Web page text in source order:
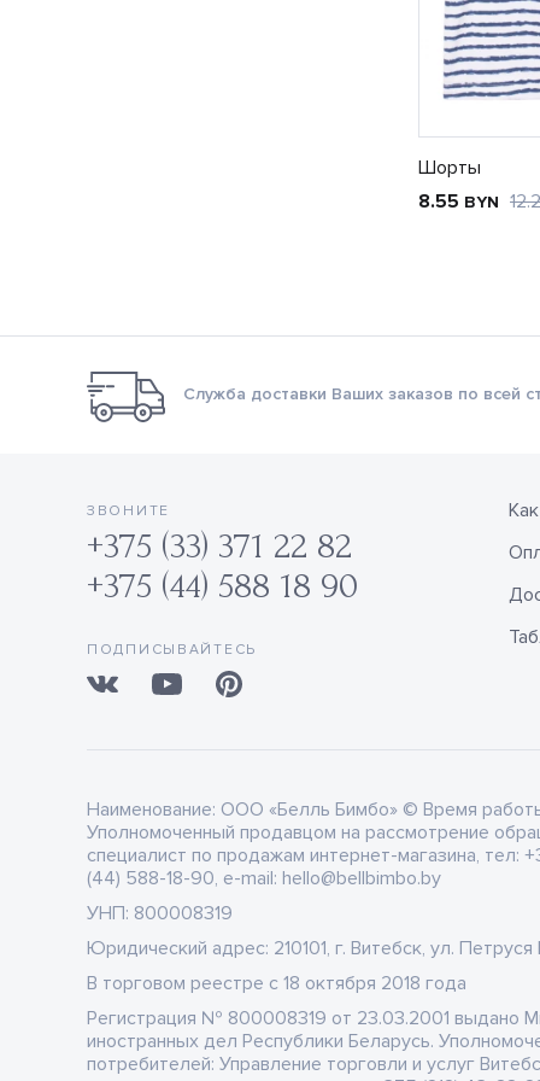
Шорты
8.55 BYN
Служба доставки Ваших заказов по всей
ЗВОНИТЕ
+375 (33) 371 22 82
+375 (44) 588 18 90
ПОДПИСЫВАЙТЕСЬ
Наименование: ООО «Белль Бимбо» © Время
Уполномоченный продавцом на рассмотрение
специалист по продажам интернет-магазина, тел:
(44) 588-18-90, e-mail: hello@bellbimbo.by
УНП: 800008319
Юридический адрес: 210101, г. Витебск, ул.
В торговом реестре c 18 октября 2018 года
Регистрация № 800008319 от 23.03.2001 выдано
иностранных дел Республики Беларусь.
потребителей: Управление торговли и услуг